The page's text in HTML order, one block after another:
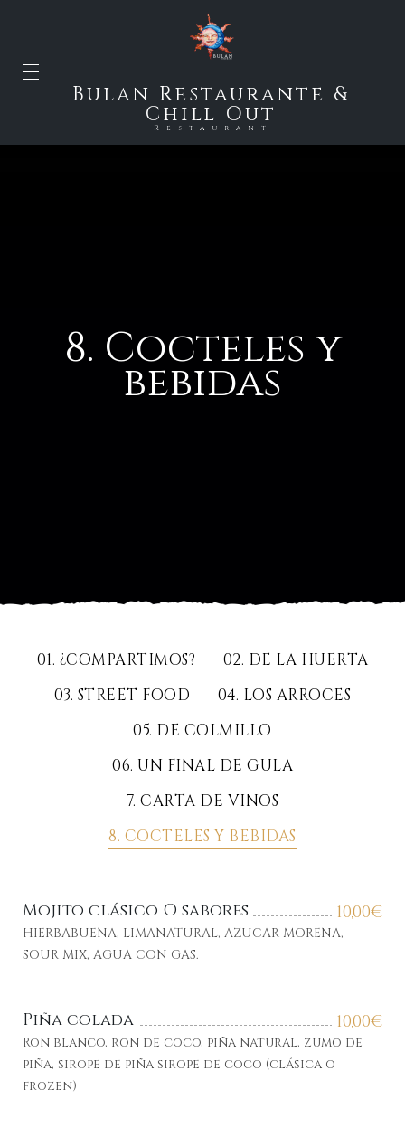
Bulan Restaurante &
Chill Out
Restaurant
8. Cocteles y
bebidas
01. ¿COMPARTIMOS?
02. DE LA HUERTA
03. STREET FOOD
04. LOS ARROCES
05. DE COLMILLO
06. UN FINAL DE GULA
7. CARTA DE VINOS
8. COCTELES Y BEBIDAS
10,00€
Mojito clásico O sabores
HIERBABUENA, LIMANATURAL, AZUCAR MORENA,
SOUR MIX, AGUA CON GAS.
10,00€
Piña colada
Ron blanco, ron de coco, piña natural, zumo de
piña, sirope de piña sirope de coco (clásica o
frozen)